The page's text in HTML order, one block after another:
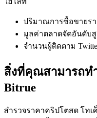
กลยุทธ์การซื้อขาย
ปริมาณการซื้อขายรา
มูลค่าตลาดจัดอันดับสู
จำนวนผู้ติดตาม
สิ่งที่คุณสามารถท
Bitrue
สำรวจราคาคริปโตสด โท